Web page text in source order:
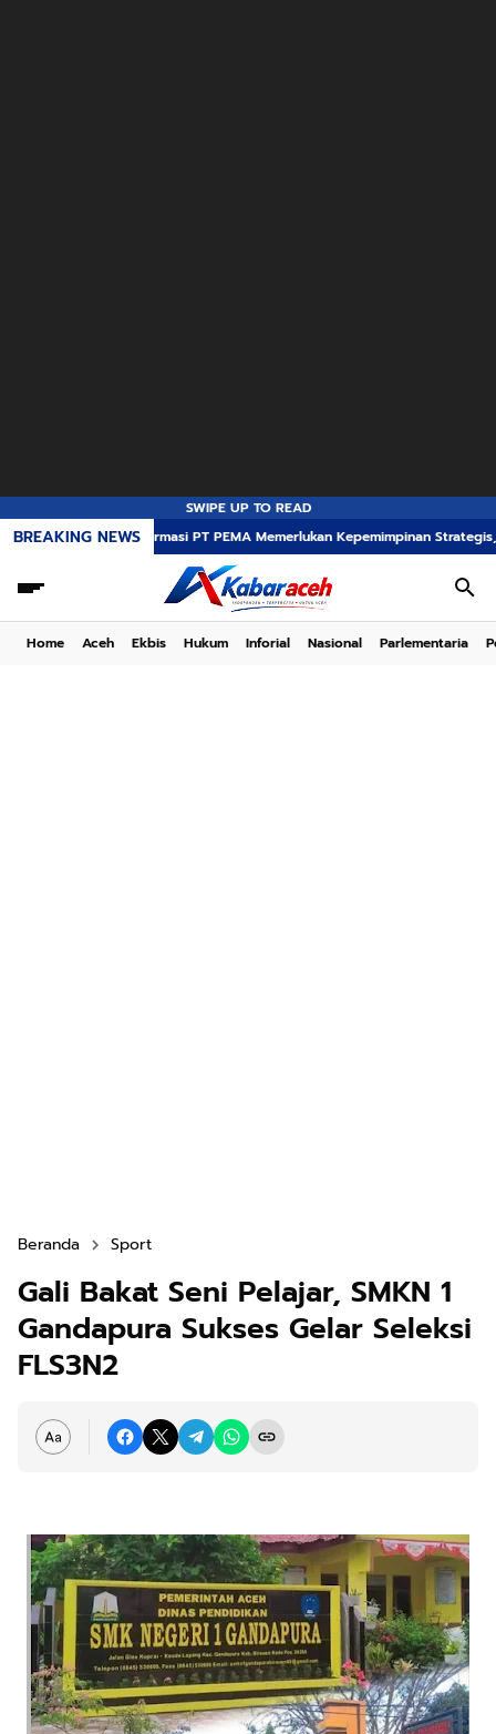
SWIPE UP TO READ
BREAKING NEWS
Transformasi PT PEMA Memerlukan Kepemimpinan Strategis, Dr. Said
Home Aceh Ekbis Hukum Inforial Nasional Parlementaria
Beranda Sport
Gali Bakat Seni Pelajar, SMKN 1
Gandapura Sukses Gelar Seleksi
FLS3N2